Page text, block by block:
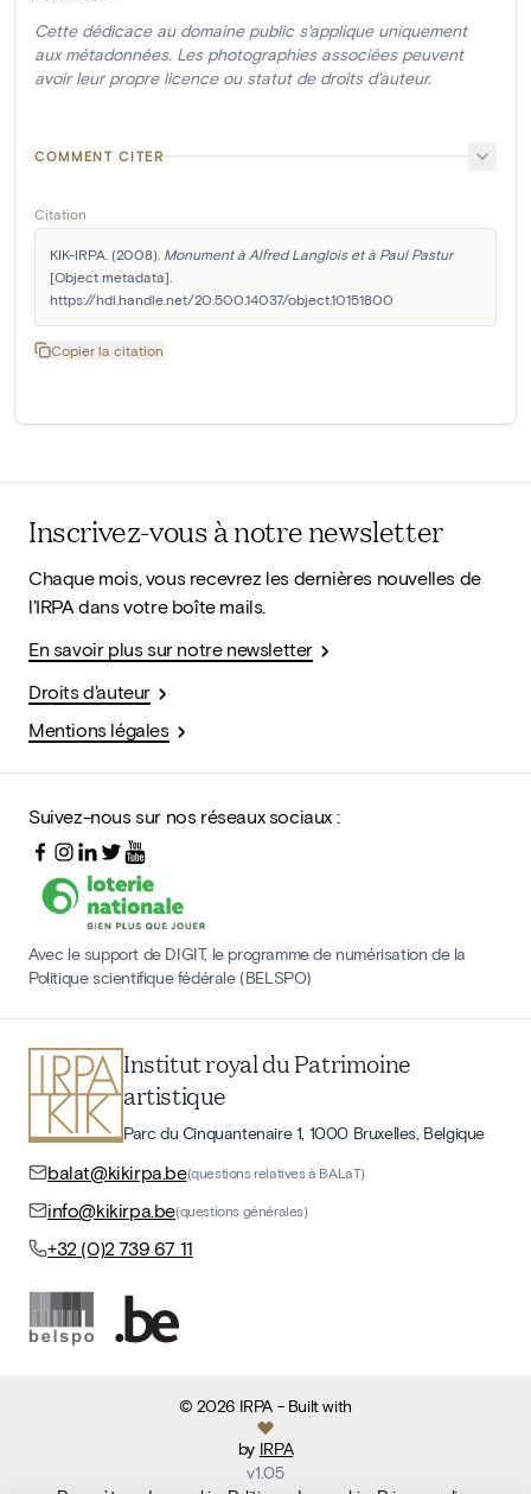
Cette dédicace au domaine public s'applique uniquement
aux métadonnées. Les photographies associées peuvent
avoir leur propre licence ou statut de droits d'auteur.
COMMENT CITER
Citation
KIK-IRPA. (2008). Monument à Alfred Langlois et à Paul Pastur
[Object metadata].
https://hdl.handle.net/20.500.14037/object.10151800
Copier la citation
Inscrivez-vous à notre newsletter
Chaque mois, vous recevrez les dernières nouvelles de
l'IRPA dans votre boîte mails.
En savoir plus sur notre newsletter
Droits d'auteur
Mentions légales
Suivez-nous sur nos réseaux sociaux :
Avec le support de DIGIT, le programme de numérisation de la
Politique scientifique fédérale (BELSPO)
Institut royal du Patrimoine
artistique
Parc du Cinquantenaire 1, 1000 Bruxelles, Belgique
balat@kikirpa.be(questions relatives à BALaT)
info@kikirpa.be(questions générales)
+32 (0)2 739 67 11
©2026 IRPA- Built with
by IRPA
v1.05